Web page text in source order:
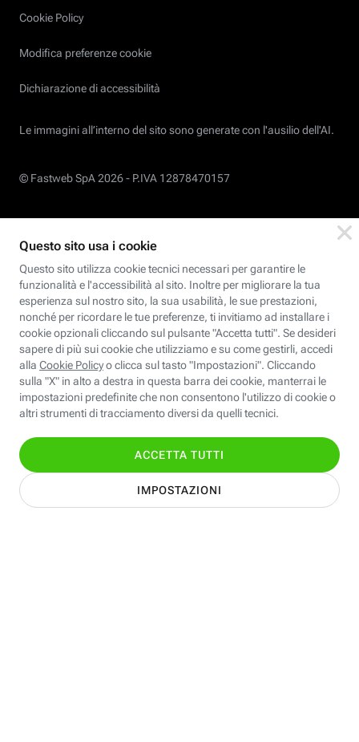
Cookie Policy
Modifica preferenze cookie
Dichiarazione di accessibilità
Le immagini all’interno del sito sono generate con l'ausilio dell'AI.
© Fastweb SpA 2026 - P.IVA 12878470157